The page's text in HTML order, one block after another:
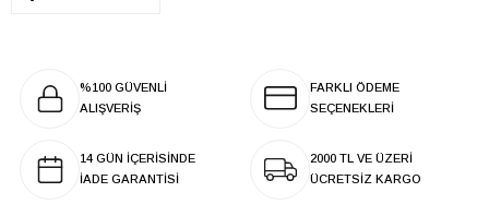
%100 GÜVENLİ
ALIŞVERİŞ
FARKLI ÖDEME
SEÇENEKLERİ
14 GÜN İÇERİSİNDE
İADE GARANTİSİ
2000 TL VE ÜZERİ
ÜCRETSİZ KARGO